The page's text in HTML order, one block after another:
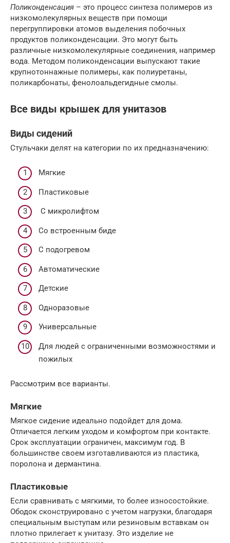
Поликонденсация – это процесс синтеза полимеров из
низкомолекулярных веществ при помощи
перегруппировки атомов выделения побочных
продуктов поликонденсации. Это могут быть
различные низкомолекулярные соединения, например
вода. Методом поликонденсации выпускают такие
крупнотоннажные полимеры, как полиуретаны,
поликарбонаты, фенолоальдегидные смолы.
Все виды крышек для унитазов
Виды сидений
Стульчаки делят на категории по их предназначению:
Мягкие
Пластиковые
С микролифтом
Со встроенным биде
С подогревом
Автоматические
Детские
Одноразовые
Универсальные
Для людей с ограниченными возможностями и
пожилых
Рассмотрим все варианты.
Мягкие
Мягкое сидение идеально подойдет для дома.
Отличается легким уходом и комфортом при контакте.
Срок эксплуатации ограничен, максимум год. В
большинстве своем изготавливаются из пластика,
поролона и дермантина.
Пластиковые
Если сравнивать с мягкими, то более износостойкие.
Ободок сконструировано с учетом нагрузки, благодаря
специальным выступам или резиновым вставкам он
плотно прилегает к унитазу. Это изделие не